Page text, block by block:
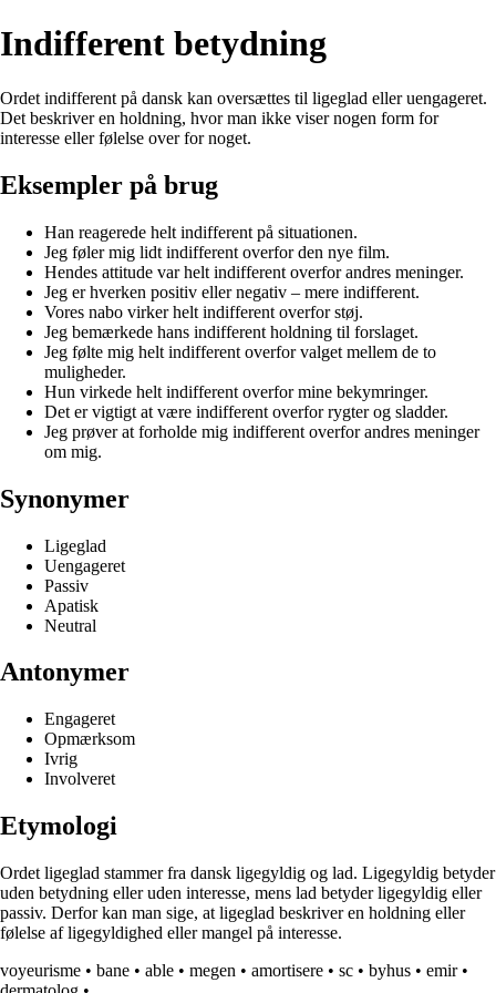
Indifferent betydning
Ordet indifferent på dansk kan oversættes til ligeglad eller uengageret.
Det beskriver en holdning, hvor man ikke viser nogen form for
interesse eller følelse over for noget.
Eksempler på brug
Han reagerede helt indifferent på situationen.
Jeg føler mig lidt indifferent overfor den nye film.
Hendes attitude var helt indifferent overfor andres meninger.
Jeg er hverken positiv eller negativ – mere indifferent.
Vores nabo virker helt indifferent overfor støj.
Jeg bemærkede hans indifferent holdning til forslaget.
Jeg følte mig helt indifferent overfor valget mellem de to
muligheder.
Hun virkede helt indifferent overfor mine bekymringer.
Det er vigtigt at være indifferent overfor rygter og sladder.
Jeg prøver at forholde mig indifferent overfor andres meninger
om mig.
Synonymer
Ligeglad
Uengageret
Passiv
Apatisk
Neutral
Antonymer
Engageret
Opmærksom
Ivrig
Involveret
Etymologi
Ordet ligeglad stammer fra dansk ligegyldig og lad. Ligegyldig betyder
uden betydning eller uden interesse, mens lad betyder ligegyldig eller
passiv. Derfor kan man sige, at ligeglad beskriver en holdning eller
følelse af ligegyldighed eller mangel på interesse.
voyeurisme • bane • able • megen • amortisere • sc • byhus • emir•